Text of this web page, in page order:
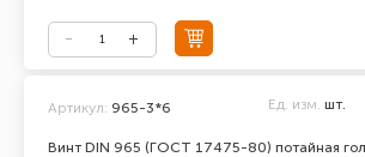
Винт DIN 965 (ГОСТ 17475-80) потайная
Артикул: 965-3*6 Ед. изм. шт.